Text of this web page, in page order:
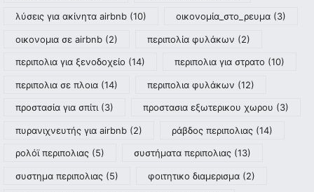
λύσεις για ακίνητα airbnb (10) οικονομία_στο_ρευμα (3)
οικονομια σε airbnb (2) περιπολία φυλάκων (2)
περιπολια για ξενοδοχείο (14) περιπολια για στρατο (10)
περιπολια σε πλοια (14) περιπολια φυλάκων (12)
προστασία για σπίτι(3) προστασια εξωτερικου χωρου (3)
πυρανιχνευτής για airbnb (2) ράβδος περιπολιας (14)
ρολόϊ περιπολιας (5) συστήματα περιπολιας (13)
συστημα περιπολιας (5) φοιτητικο διαμερισμα (2)